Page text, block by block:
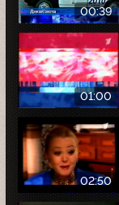
00:39
01:00
02:50